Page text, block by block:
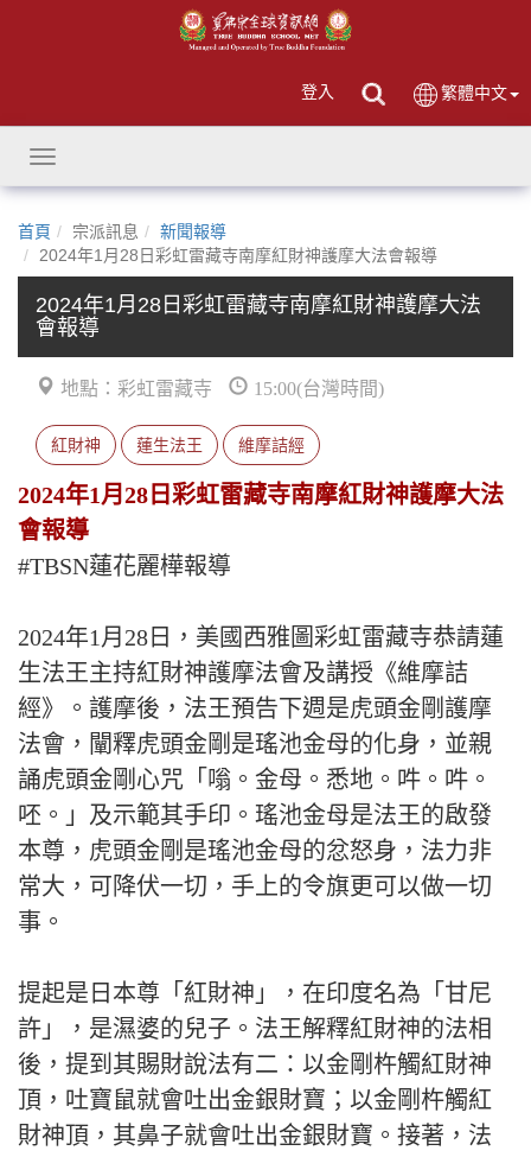
登入 繁體中文
Toggle
navigation
首頁 宗派訊息
新聞報導
2024年1月28日彩虹雷藏寺南摩紅財神護摩大法會報導
2024年1月28日彩虹雷藏寺南摩紅財神護摩大法
會報導
地點：彩虹雷藏寺 15:00(台灣時間)
紅財神 蓮生法王 維摩詰經
2024年1月28日彩虹雷藏寺南摩紅財神護摩大法
會報導
#TBSN蓮花麗樺報導
2024年1月28日，美國西雅圖彩虹雷藏寺恭請蓮
生法王主持紅財神護摩法會及講授《維摩詰
經》。護摩後，法王預告下週是虎頭金剛護摩
法會，闡釋虎頭金剛是瑤池金母的化身，並親
誦虎頭金剛心咒「嗡。金母。悉地。吽。吽。
呸。」及示範其手印。瑤池金母是法王的啟發
本尊，虎頭金剛是瑤池金母的忿怒身，法力非
常大，可降伏一切，手上的令旗更可以做一切
事。
提起是日本尊「紅財神」，在印度名為「甘尼
許」，是濕婆的兒子。法王解釋紅財神的法相
後，提到其賜財說法有二：以金剛杵觸紅財神
頂，吐寶鼠就會吐出金銀財寶；以金剛杵觸紅
財神頂，其鼻子就會吐出金銀財寶。接著，法